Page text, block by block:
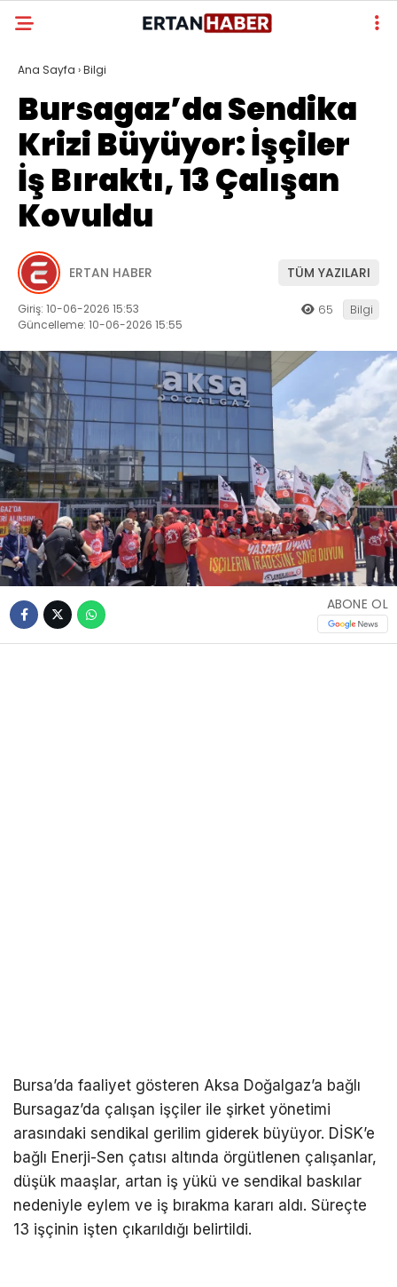
Ana Sayfa ›Bilgi
Bursagaz’da Sendika
Krizi Büyüyor: İşçiler
İş Bıraktı, 13 Çalışan
Kovuldu
ERTAN HABER TÜM YAZILARI
Giriş: 10-06-2026 15:53
Güncelleme: 10-06-2026 15:55
65 Bilgi
ABONE OL
Bursa’da faaliyet gösteren Aksa Doğalgaz’a bağlı
Bursagaz’da çalışan işçiler ile şirket yönetimi
arasındaki sendikal gerilim giderek büyüyor. DİSK’e
bağlı Enerji-Sen çatısı altında örgütlenen çalışanlar,
düşük maaşlar, artan iş yükü ve sendikal baskılar
nedeniyle eylem ve iş bırakma kararı aldı. Süreçte
13 işçinin işten çıkarıldığı belirtildi.